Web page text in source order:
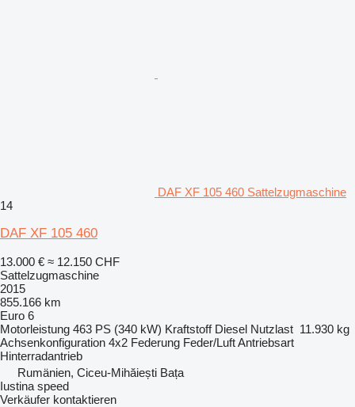
DAF XF 105 460 Sattelzugmaschine
14
DAF XF 105 460
13.000 € ≈ 12.150 CHF
Sattelzugmaschine
2015
855.166 km
Euro 6
Motorleistung 463 PS (340 kW) Kraftstoff Diesel Nutzlast 11.930 kg
Achsenkonfiguration 4x2 Federung Feder/LuftAntriebsart
Hinterradantrieb
Rumänien, Ciceu-Mihăiești Bața
Iustina speed
Verkäufer kontaktieren